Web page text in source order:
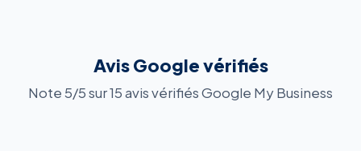
Avis Google vérifiés
Note 5/5 sur 15 avis vérifiés Google My Business